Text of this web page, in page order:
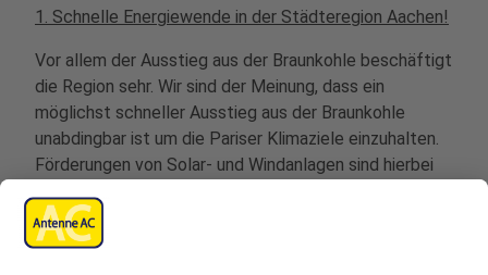
1. Schnelle Energiewende in der Städteregion Aachen!
Vor allem der Ausstieg aus der Braunkohle beschäftigt
die Region sehr. Wir sind der Meinung, dass ein
möglichst schneller Ausstieg aus der Braunkohle
unabdingbar ist um die Pariser Klimaziele einzuhalten.
Förderungen von Solar- und Windanlagen sind hierbei
Energien zu garantieren und die Dörfer im
Braunkohlerevier zu erhalten.